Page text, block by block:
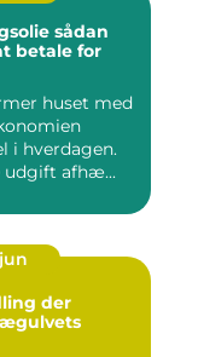
sådan
betale for
huset med
i hverdagen.
udgift afhæ...
der